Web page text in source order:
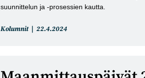
suunnittelun ja -prosessien kautta.
Artikkelin
Kolumnit
Artikkeli
22.4.2024